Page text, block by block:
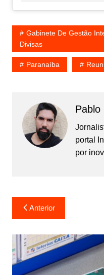
Gabinete De Gestão
Divisas
Paranaíba
Pablo
portal
por
Navegação
de
Post
Anterior